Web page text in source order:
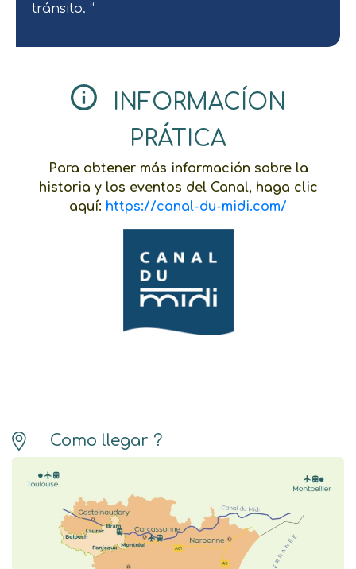
tránsito. “
INFORMACÍON
PRÁTICA
Para obtener más información sobre la
historia y los eventos del Canal, haga clic
aquí: https://canal-du-midi.com/
Como llegar ?